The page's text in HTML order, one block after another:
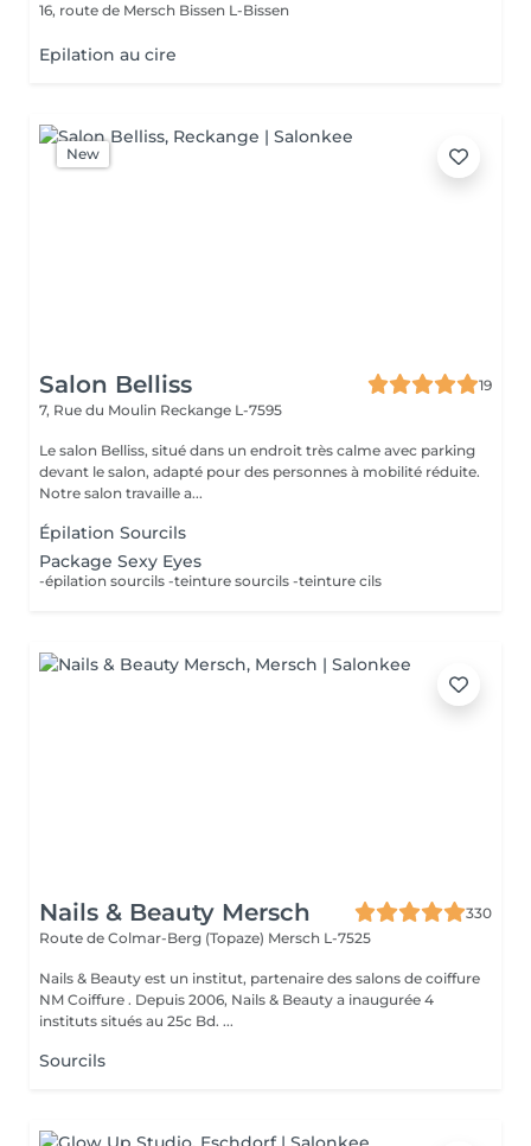
16, route de Mersch Bissen L-Bissen
Epilation au cire
New
Salon Belliss
19
7, Rue du Moulin Reckange L-7595
Le salon Belliss, situé dans un endroit très calme avec parking
devant le salon, adapté pour des personnes à mobilité réduite.
Notre salon travaille a...
Épilation Sourcils
Package Sexy Eyes
-épilation sourcils -teinture sourcils -teinture cils
Nails & Beauty Mersch
330
Route de Colmar-Berg (Topaze) Mersch L-7525
Nails & Beauty est un institut, partenaire des salons de coiffure
NM Coiffure . Depuis 2006, Nails & Beauty a inaugurée 4
instituts situés au 25c Bd. ...
Sourcils